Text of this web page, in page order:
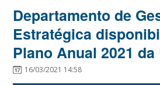
Departamento de
Estratégica
Plano Anual 2021 da
16/03/2021 14:58